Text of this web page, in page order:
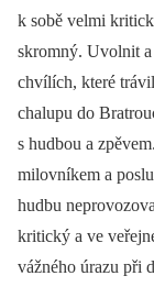
k sobě velmi
skromný. Uvolnit
chvílích, které
chalupu do
s hudbou a
milovníkem a
hudbu
kritický a ve
vážného úrazu při